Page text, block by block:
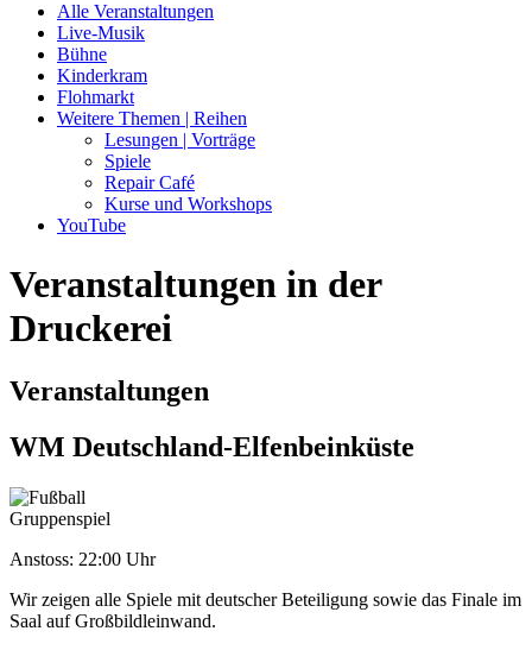
Alle Veranstaltungen
Live-Musik
Bühne
Kinderkram
Flohmarkt
Weitere Themen | Reihen
Lesungen | Vorträge
Spiele
Repair Café
Kurse und Workshops
YouTube
Veranstaltungen in der
Druckerei
Veranstaltungen
WM Deutschland-Elfenbeinküste
Gruppenspiel
Anstoss: 22:00 Uhr
Wir zeigen alle Spiele mit deutscher Beteiligung sowie das Finale im
Saal auf Großbildleinwand.